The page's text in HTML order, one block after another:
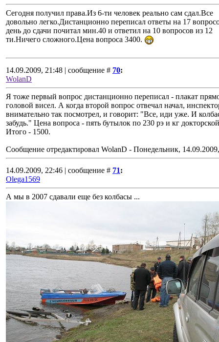
Сегодня получил права.Из 6-ти человек реально сам сдал.Все
довольно легко.Дистанционно переписал ответы на 17
день до сдачи почитал мин.40 и ответил на 10 вопросов из 12
ти.Ничего сложного.Цена вопроса 3400.
14.09.2009, 21:48 | сообщение # 70:
WolanD
Я тоже первый вопрос дистанционно переписал - плакат
головой висел. А когда второй вопрос отвечал начал,
внимательно так посмотрел, и говорит: "Все, иди уже. И
забудь." Цена вопроса - пять бутылок по 230 рэ и кг
Итого - 1500.
Сообщение отредактировал WolanD - Понедельник,
14.09.2009, 22:46 | сообщение # 71:
Olega1569
А мы в 2007 сдавали еще без колбасы ...